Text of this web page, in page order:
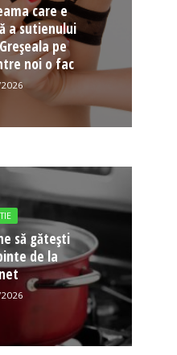
care e
a sutienului
pe
noi o fac
să gătești
de la